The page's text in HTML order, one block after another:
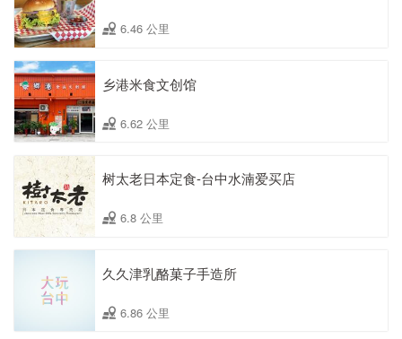
6.46 公里
乡港米食文创馆
6.62 公里
树太老日本定食-台中水湳爱买店
6.8 公里
久久津乳酪菓子手造所
6.86 公里